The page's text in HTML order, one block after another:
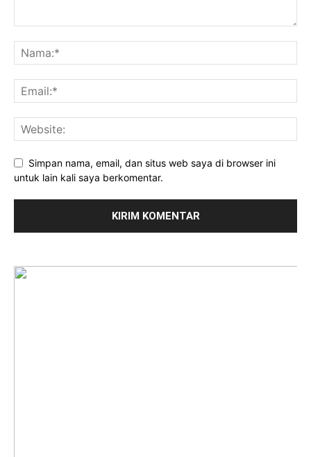
Simpan nama, email, dan situs web saya di browser ini
untuk lain kali saya berkomentar.